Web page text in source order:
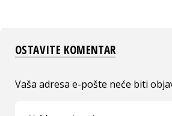
OSTAVITE KOMENTAR
Vaša adresa e-pošte neće biti